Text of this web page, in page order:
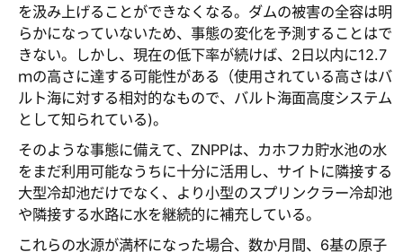
を汲み上げることができなくなる。ダムの被害の全容は明
らかになっていないため、事態の変化を予測することはで
きない。しかし、現在の低下率が続けば、2日以内に12.7
ｍの高さに達する可能性がある（使用されている高さはバ
ルト海に対する相対的なもので、バルト海面高度システム
として知られている)。
そのような事態に備えて、ZNPPは、カホフカ貯水池の水
をまだ利用可能なうちに十分に活用し、サイトに隣接する
大型冷却池だけでなく、より小型のスプリンクラー冷却池
や隣接する水路に水を継続的に補充している。
これらの水源が満杯になった場合、数か月間、6基の原子